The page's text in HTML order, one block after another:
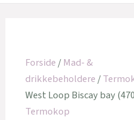
Forside/Mad- &
drikkebeholdere/
West Loop Biscay bay
Termokop